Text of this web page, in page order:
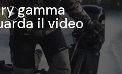
gamma
il video